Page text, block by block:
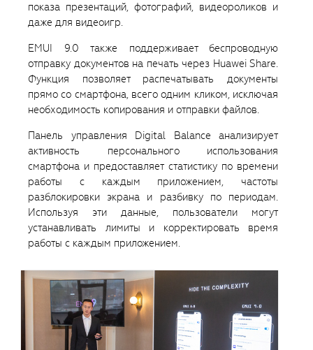
показа презентаций, фотографий, видеороликов и
даже для видеоигр.
EMUI 9.0 также поддерживает беспроводную
отправку документов на печать через Huawei Share.
Функция позволяет распечатывать документы
прямо со смартфона, всего одним кликом, исключая
необходимость копирования и отправки файлов.
Панель управления Digital Balance анализирует
активность персонального использования
смартфона и предоставляет статистику по времени
работы с каждым приложением, частоты
разблокировки экрана и разбивку по периодам.
Используя эти данные, пользователи могут
устанавливать лимиты и корректировать время
работы с каждым приложением.